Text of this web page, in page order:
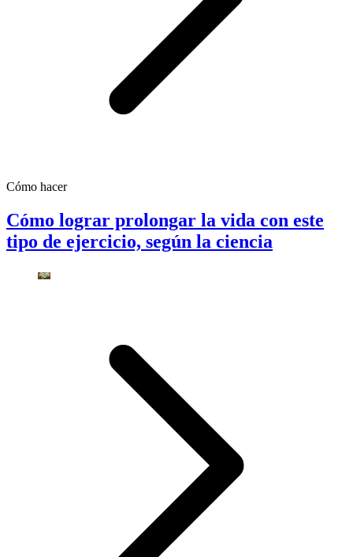
Cómo hacer
Cómo lograr prolongar la vida con este
tipo de ejercicio, según la ciencia